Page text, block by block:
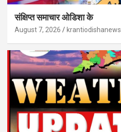
संक्षिप्त समाचार ओडिशा के
August 7, 2026 krantiodishanews